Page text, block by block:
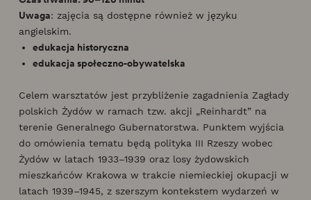
Uwaga: zajęcia są dostępne również w języku
angielskim.
edukacja historyczna
edukacja społeczno-obywatelska
Celem warsztatów jest przybliżenie zagadnienia Zagłady
polskich Żydów w ramach tzw. akcji „Reinhardt” na
terenie Generalnego Gubernatorstwa. Punktem wyjścia
do omówienia tematu będą polityka III Rzeszy wobec
Żydów w latach 1933–1939 oraz losy żydowskich
mieszkańców Krakowa w trakcie niemieckiej okupacji w
latach 1939–1945, z szerszym kontekstem wydarzeń w